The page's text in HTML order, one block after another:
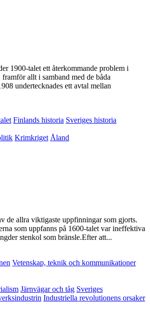
1900-talet ett återkommande problem i
allt i samband med de båda
undertecknades ett avtal mellan
Finlands historia Sveriges historia
Krimkriget Åland
de allra viktigaste uppfinningar som gjorts.
som uppfanns på 1600-talet var ineffektiva
stenkol som bränsle.Efter att...
Vetenskap, teknik och kommunikationer
Järnvägar och tåg Sveriges
Industriella revolutionens orsaker